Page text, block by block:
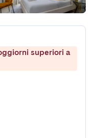
superiori a